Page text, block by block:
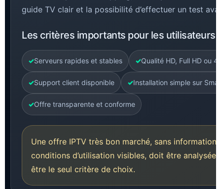
guide TV clair et la possibilité d’effectuer un test
Les critères importants pour les utilisateurs
Serveurs rapides et stables Qualité HD, Full HD ou
Support client disponible Installation simple sur
Offre transparente et conforme
Une offre IPTV très bon marché, sans
conditions d’utilisation visibles, doit être
être le seul critère de choix.